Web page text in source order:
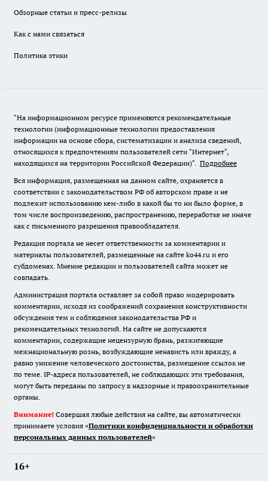
Обзорные статьи и пресс-релизы
Как с нами связаться
Политика этики
"На информационном ресурсе применяются рекомендательные
технологии (информационные технологии предоставления
информации на основе сбора, систематизации и анализа сведений,
относящихся к предпочтениям пользователей сети "Интернет",
находящихся на территории Российской Федерации)". Подробнее
Вся информация, размещенная на данном сайте, охраняется в
соответствии с законодательством РФ об авторском праве и не
подлежит использованию кем-либо в какой бы то ни было форме, в
том числе воспроизведению, распространению, переработке не иначе
как с письменного разрешения правообладателя.
Редакция портала не несет ответственности за комментарии и
материалы пользователей, размещенные на сайте ko44.ru и его
субдоменах. Мнение редакции и пользователей сайта может не
совпадать.
Администрация портала оставляет за собой право модерировать
комментарии, исходя из соображений сохранения конструктивности
обсуждения тем и соблюдения законодательства РФ и
рекомендательных технологий. На сайте не допускаются
комментарии, содержащие нецензурную брань, разжигающие
межнациональную рознь, возбуждающие ненависть или вражду, а
равно унижение человеческого достоинства, размещение ссылок не
по теме. IP-адреса пользователей, не соблюдающих эти требования,
могут быть переданы по запросу в надзорные и правоохранительные
органы.
Внимание! Совершая любые действия на сайте, вы автоматически
принимаете условия «Политики конфиденциальности и обработки
персональных данных пользователей»
16+